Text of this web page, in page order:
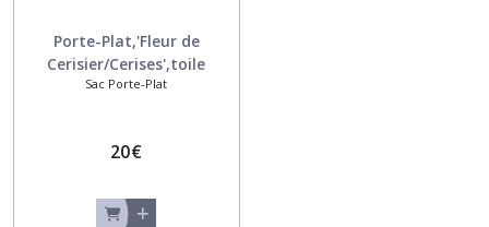
Porte-Plat,'Fleur de
Cerisier/Cerises',toile
enduite
Sac Porte-Plat
20€